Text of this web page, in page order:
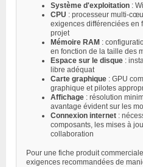
Système d'exploitation :
CPU : processeur multi-
exigences différenciées en
projet
Mémoire RAM :
en fonction de la taille des
Espace sur le disque :
libre adéquat
Carte graphique : GPU
graphique et pilotes
Affichage : résolution
avantage évident sur les
Connexion internet :
composants, les mises à
collaboration
Pour une fiche produit
exigences recommandées de